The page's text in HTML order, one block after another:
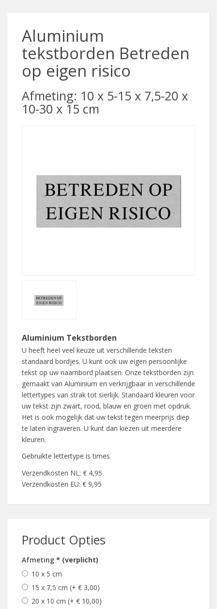
Aluminium
tekstborden Betreden
op eigen risico
Afmeting: 10 x 5-15 x 7,5-20 x
10-30 x 15 cm
Aluminium Tekstborden
U heeft heel veel keuze uit verschillende teksten
standaard bordjes. U kunt ook uw eigen persoonlijke
tekst op uw naambord plaatsen. Onze tekstborden zijn
gemaakt van Aluminium en verkrijgbaar in verschillende
lettertypes van strak tot sierlijk. Standaard kleuren voor
uw tekst zijn zwart, rood, blauw en groen met opdruk.
Het is ook mogelijk dat uw tekst tegen meerprijs diep
te laten ingraveren. U kunt dan kiezen uit meerdere
kleuren.
Gebruikte lettertype is times
Verzendkosten NL: € 4,95
Verzendkosten EU: € 9,95
Product Opties
Afmeting * (verplicht)
10 x 5 cm
15 x 7,5 cm (+ € 3,00)
20 x 10 cm (+ € 10,00)